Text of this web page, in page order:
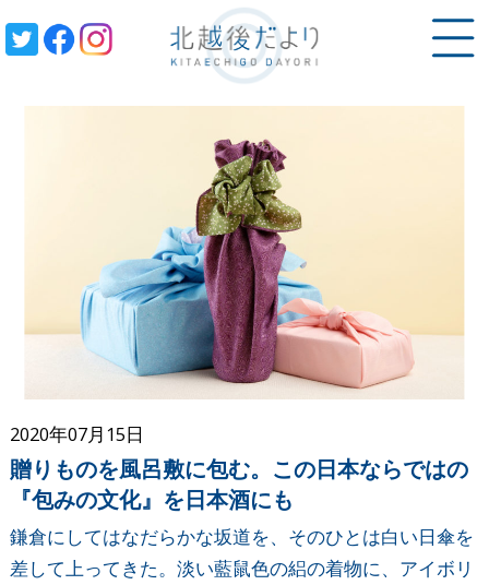
日本の文化
2020年07月15日
贈りものを風呂敷に包む。この日本ならではの
『包みの文化』を日本酒にも
鎌倉にしてはなだらかな坂道を、そのひとは白い日傘を
差して上ってきた。淡い藍鼠色の絽の着物に、アイボリ